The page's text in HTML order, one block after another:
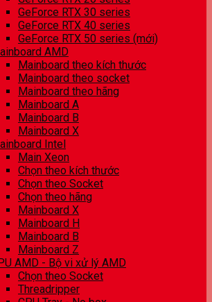
GeForce RTX 30 series
GeForce RTX 40 series
GeForce RTX 50 series (mới)
AMD
Mainboard theo kích thước
Mainboard theo socket
Mainboard theo hãng
Mainboard A
Mainboard B
Mainboard X
Intel
Main Xeon
Chọn theo kích thước
Chọn theo Socket
Chọn theo hãng
Mainboard X
Mainboard H
Mainboard B
Mainboard Z
AMD - Bộ vi xử lý AMD
Chọn theo Socket
Threadripper